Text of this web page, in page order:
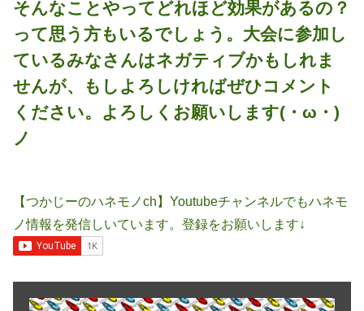
そんなことやってどれほど効果があるの？
って思う方もいるでしょう。大会に参加し
ているみなさんはネガティブかもしれま
せんが、もしよろしければぜひコメント
ください。よろしくお願いします(・ω・)
ノ
【つかじーのハネモノch】Youtubeチャンネルでもハネモ
ノ情報を発信しいています。登録をお願いします↓